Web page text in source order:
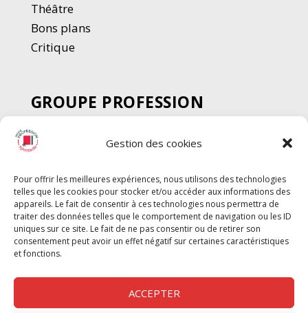
Gestion des cookies
Pour offrir les meilleures expériences, nous utilisons des technologies
telles que les cookies pour stocker et/ou accéder aux informations des
appareils. Le fait de consentir à ces technologies nous permettra de
traiter des données telles que le comportement de navigation ou les ID
uniques sur ce site. Le fait de ne pas consentir ou de retirer son
consentement peut avoir un effet négatif sur certaines caractéristiques
et fonctions.
ACCEPTER
Théâtre
Bons plans
Critique
GROUPE PROFESSION
SPECTACLE
Chèque Intermittents
Chèque Compta
Chèque Emploi Spectacle
G-Pods
Profession Audio-visuel